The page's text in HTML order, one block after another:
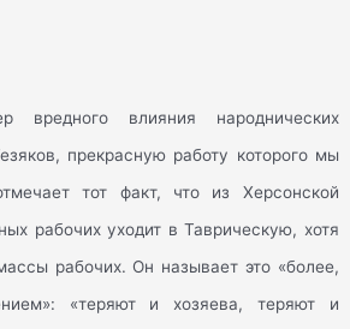
влияния народнических
прекрасную работу которого мы
тот факт, что из Херсонской
рабочих уходит в Таврическую, хотя
рабочих. Он называет это «более,
«теряют и хозяева, теряют и